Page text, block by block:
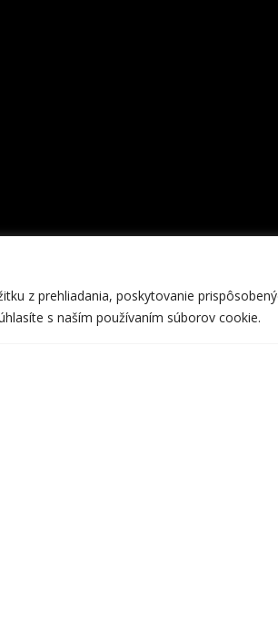
z prehliadania, poskytovanie
s naším používaním súborov cookie.